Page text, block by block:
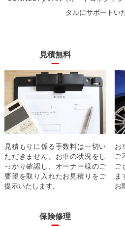
タルにサポートい
見積無料
見積もりに係る手数料は一切い
ただきません。お車の状況をし
っかり確認し、オーナー様のご
要望を取り入れたお見積りをご
提示いたします。
お
ご
ご
ま
お
保険修理